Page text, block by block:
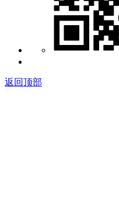
返回顶部